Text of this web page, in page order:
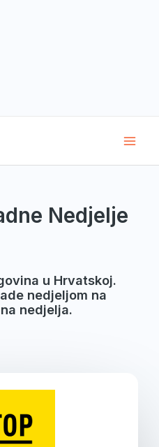
Nedjelje
u Hrvatskoj.
nedjeljom na
nedjelja.